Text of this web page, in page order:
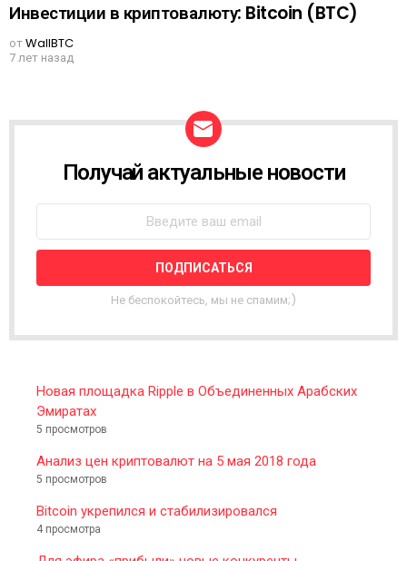
Инвестиции в криптовалюту: Bitcoin (BTC)
отWallBTC
7 лет назад
W
L
T
R
Получай актуальные новости
Не беспокойтесь, мы не спамим;)
Новая площадка Ripple в Объединенных Арабских
Эмиратах
5 просмотров
Анализ цен криптовалют на 5 мая 2018 года
5 просмотров
Bitcoin укрепился и стабилизировался
4 просмотра